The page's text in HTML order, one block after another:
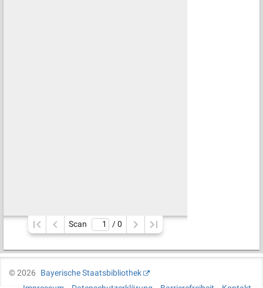
Scan / 0
©2026
Bayerische Staatsbibliothek